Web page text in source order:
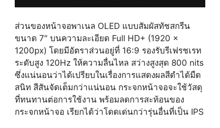
ส่วนของหน้าจอพาเนล OLED แบบสัมผัสทัชสกรีน
ขนาด 7″ บนความละเอียด Full HD+ (1920 x
1200px) โดยมีอัตราส่วนอยู่ที่ 16:9 รองรับรีเฟรชเรท
ระดับสูง 120Hz ให้ความลื่นไหล สว่างสูงสุด 800 nits
ซึ่งแน่นอนว่าได้เปรียบในเรื่องการแสดงผลสีดำได้มืด
สนิท สีสันจัดเต็มกว่าแน่นอน กระจกหน้าจอจะใช้วัสดุ
ที่ทนทานต่อการใช้งาน พร้อมลดการสะท้อนของ
กระจกหน้าจอ เรียกได้ว่าโดดเด่นกว่ารุ่นอื่นที่เป็น IPS